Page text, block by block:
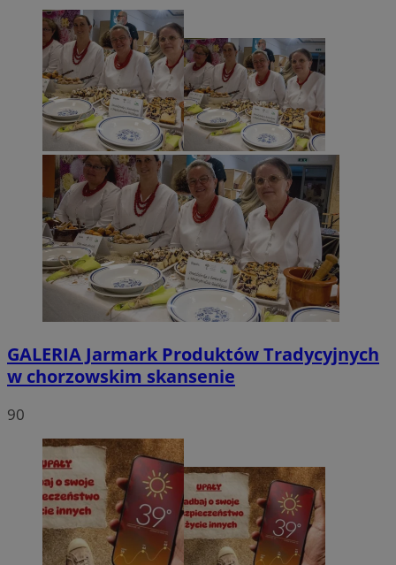
GALERIA Jarmark Produktów Tradycyjnych
w chorzowskim skansenie
90